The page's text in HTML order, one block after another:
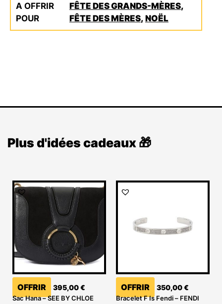
A OFFRIR
POUR
FÊTE DES GRANDS-MÈRES,
FÊTE DES MÈRES, NOËL
Plus d'idées cadeaux 🎁
OFFRIR 395,00€
Sac Hana – SEE BY CHLOE
OFFRIR 350,00€
Bracelet F Is Fendi – FENDI